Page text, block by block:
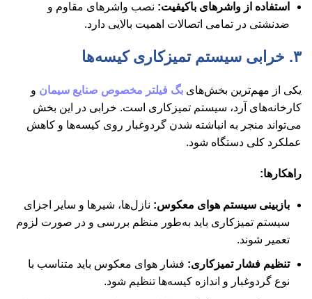
استفاده از واشرهای باکیفیت: نصب واشرهای مقاوم و
ضدنشتی در تمامی اتصالات اهمیت بالایی دارد.
۳. خرابی سیستم تمیزکاری کیسه‌ها
یکی از مهم‌ترین بخش‌های بگ فیلتر مخصوص صنایع سیمان و
کارخانه‌های آرد، سیستم تمیزکاری است. خرابی در این بخش
می‌تواند منجر به انباشته شدن گردوغبار روی کیسه‌ها و کاهش
عملکرد کلی دستگاه شود.
راهکارها:
بازبینی سیستم هوای معکوس: نازل‌ها، شیرها و سایر اجزای
سیستم تمیزکاری باید به‌طور منظم بررسی و در صورت لزوم
تعمیر شوند.
تنظیم فشار تمیزکاری: فشار هوای معکوس باید متناسب با
نوع گردوغبار و اندازه کیسه‌ها تنظیم شود.